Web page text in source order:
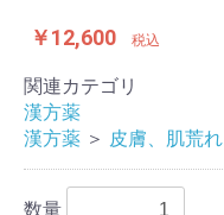
￥12,600 税込
関連カテゴリ
漢方薬
漢方薬 ＞ 皮膚、肌荒れ
数量